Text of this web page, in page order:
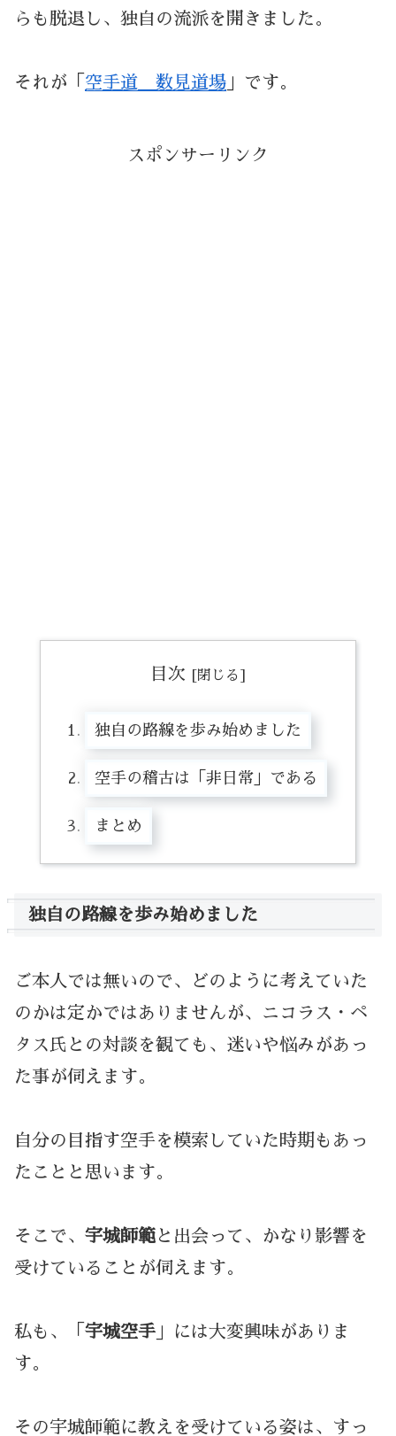
らも脱退し、独自の流派を開きました。
それが「 空手道 数見道場 」です。
スポンサーリンク
目次
独自の路線を歩み始めました
空手の稽古は「非日常」である
まとめ
独自の路線を歩み始めました
ご本人では無いので、どのように考えていた
のかは定かではありませんが、ニコラス・ペ
タス氏との対談を観ても、迷いや悩みがあっ
た事が伺えます。
自分の目指す空手を模索していた時期もあっ
たことと思います。
そこで、 宇城師範 と出会って、かなり影響を
受けていることが伺えます。
私も、「 宇城空手 」には大変興味がありま
す。
その宇城師範に教えを受けている姿は、すっ